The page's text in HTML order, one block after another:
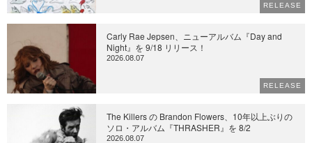
RELEASE
Carly Rae Jepsen、ニューアルバム『Day and
Night』を 9/18 リリース！
2026.08.07
RELEASE
The Killers の Brandon Flowers、10年以上ぶりの
ソロ・アルバム『THRASHER』を 8/2
2026.08.07